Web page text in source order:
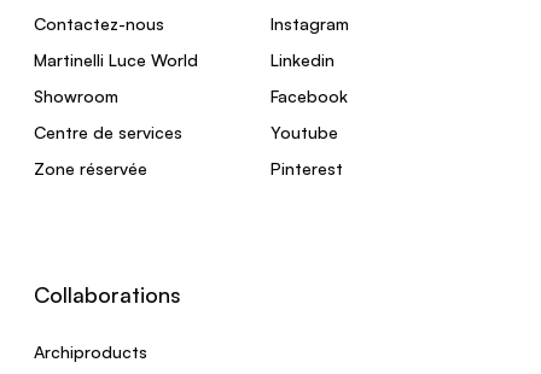
Contactez-nous
Martinelli Luce World
Showroom
Centre de services
Zone réservée
Instagram
Linkedin
Facebook
Youtube
Pinterest
Collaborations
Archiproducts